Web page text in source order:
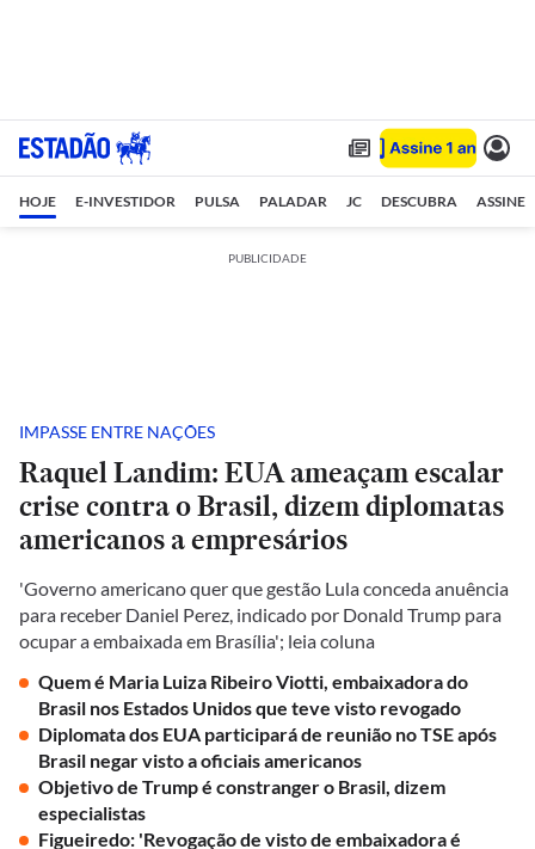
HOJE E-INVESTIDOR PULSA PALADAR JC DESCUBRA ASSINE
PUBLICIDADE
IMPASSE ENTRE NAÇÕES
Raquel Landim: EUA ameaçam escalar
crise contra o Brasil, dizem diplomatas
americanos a empresários
'Governo americano quer que gestão Lula conceda anuência
para receber Daniel Perez, indicado por Donald Trump para
ocupar a embaixada em Brasília'; leia coluna
Quem é Maria Luiza Ribeiro Viotti, embaixadora do
Brasil nos Estados Unidos que teve visto revogado
Diplomata dos EUA participará de reunião no TSE após
Brasil negar visto a oficiais americanos
Objetivo de Trump é constranger o Brasil, dizem
especialistas
Figueiredo: 'Revogação de visto de embaixadora é